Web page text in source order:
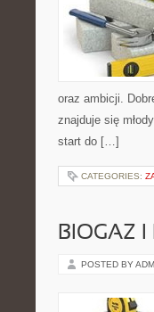
oraz ambicji.
znajduje się
start do […]
CATEGORIES:
BIOGAZ
POSTED BY